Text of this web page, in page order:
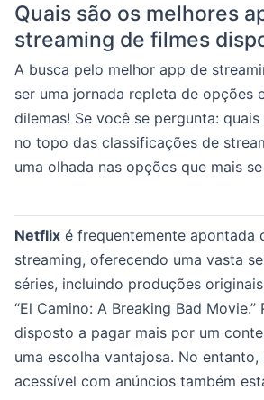
Quais são os melhores
streaming de filmes
A busca pelo melhor app de
ser uma jornada repleta de opções
dilemas! Se você se pergunta:
no topo das classificações de
uma olhada nas opções que mais
Netflix é frequentemente apontada
streaming, oferecendo uma vasta
séries, incluindo produções
“El Camino: A Breaking Bad Movie.”
disposto a pagar mais por um
uma escolha vantajosa. No
acessível com anúncios também